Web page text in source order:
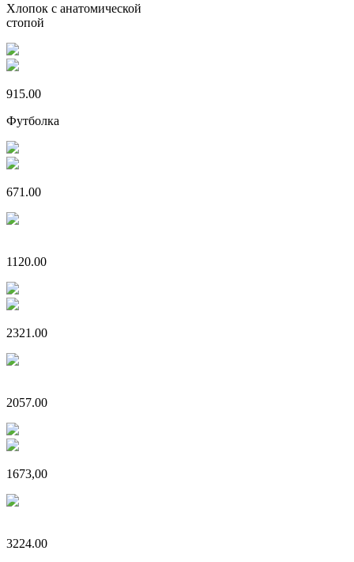
Хлопок с анатомической
стопой
915.00
Футболка
671.00
1120.00
2321.00
2057.00
1673,00
3224.00